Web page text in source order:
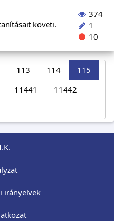
követi.
374
1
10
113 114
115
11441
11442
irányelvek